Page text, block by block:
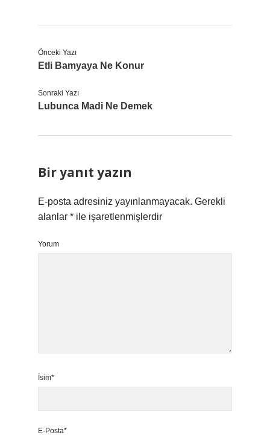
Önceki Yazı
Etli Bamyaya Ne Konur
Sonraki Yazı
Lubunca Madi Ne Demek
Bir yanıt yazın
E-posta adresiniz yayınlanmayacak. Gerekli
alanlar * ile işaretlenmişlerdir
Yorum
İsim*
E-Posta*